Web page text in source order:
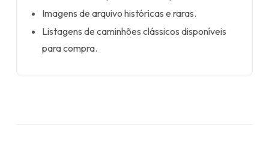
Imagens de arquivo históricas e raras.
Listagens de caminhões clássicos disponíveis
para compra.